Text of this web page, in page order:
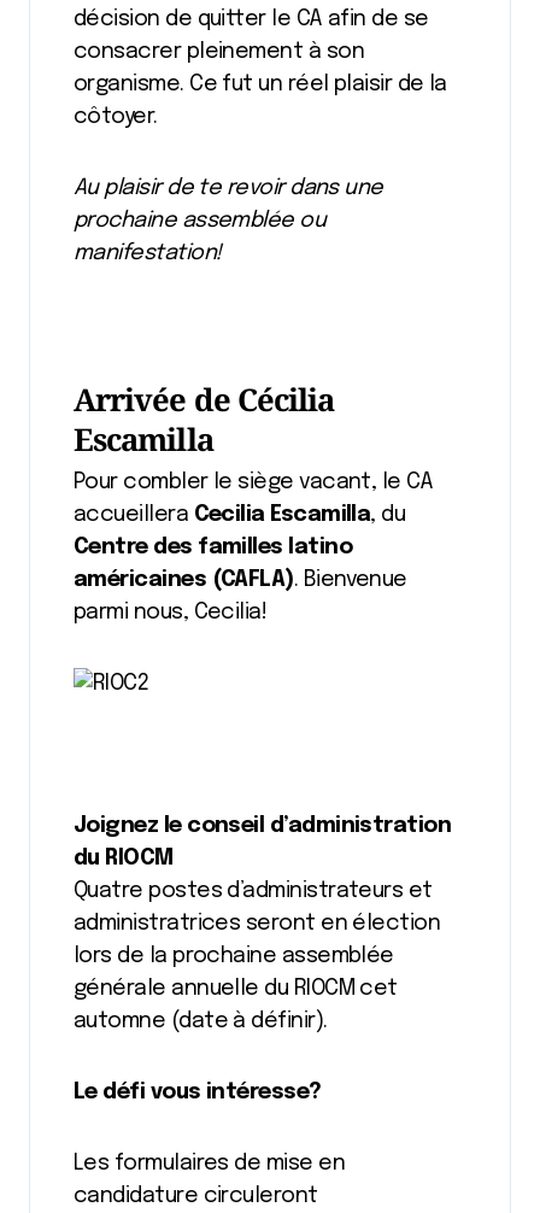
décision de quitter le CA afin de se
consacrer pleinement à son
organisme. Ce fut un réel plaisir de la
côtoyer.
Au plaisir de te revoir dans une
prochaine assemblée ou
manifestation!
Arrivée de Cécilia
Escamilla
Pour combler le siège vacant, le CA
accueillera Cecilia Escamilla, du
Centre des familles latino
américaines (CAFLA). Bienvenue
parmi nous, Cecilia!
Joignez le conseil d’administration
du RIOCM
Quatre postes d’administrateurs et
administratrices seront en élection
lors de la prochaine assemblée
générale annuelle du RIOCM cet
automne (date à définir).
Le défi vous intéresse?
Les formulaires de mise en
candidature circuleront